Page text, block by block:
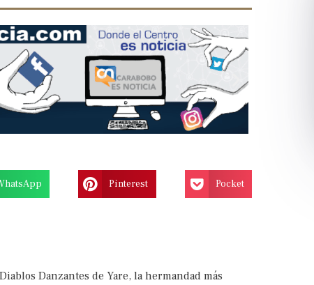
Next
slide
Pinterest Pocket
Danzantes de Yare, la hermandad más